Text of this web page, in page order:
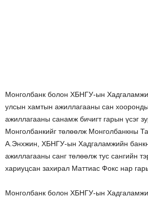
Монголбанк болон ХБНГУ-ын
улсын хамтын ажиллагааны сан
ажиллагааны санамж бичигт гарын үсэг
Монголбанкийг төлөөлж Монголбанкны
А.Энхжин, ХБНГУ-ын Хадгаламжийн
ажиллагааны санг төлөөлж тус сангийн
хариуцсан захирал Маттиас Фокс нар
Монголбанк болон ХБНГУ-ын